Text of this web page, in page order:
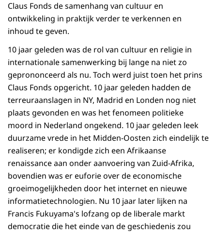
Claus Fonds de samenhang van cultuur en
ontwikkeling in praktijk verder te verkennen en
inhoud te geven.
10 jaar geleden was de rol van cultuur en religie in
internationale samenwerking bij lange na niet zo
geprononceerd als nu. Toch werd juist toen het prins
Claus Fonds opgericht. 10 jaar geleden hadden de
terreuraanslagen in NY, Madrid en Londen nog niet
plaats gevonden en was het fenomeen politieke
moord in Nederland ongekend. 10 jaar geleden leek
duurzame vrede in het Midden-Oosten zich eindelijk te
realiseren; er kondigde zich een Afrikaanse
renaissance aan onder aanvoering van Zuid-Afrika,
bovendien was er euforie over de economische
groeimogelijkheden door het internet en nieuwe
informatietechnologien. Nu 10 jaar later lijken na
Francis Fukuyama's lofzang op de liberale markt
democratie die het einde van de geschiedenis zou